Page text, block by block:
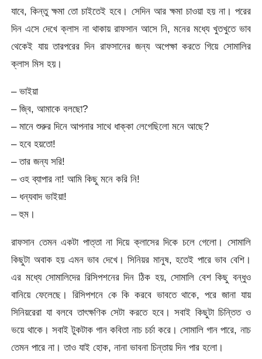
যাবে, কিন্তু ক্ষমা তো চাইতেই হবে। সেদিন আর ক্ষমা চাওয়া হয় না। পরের
দিন এসে দেখে ক্লাস না থাকায় রাফসান আসে নি, মনের মধ্যে খুতখুতে ভাব
থেকেই যায় তারপরের দিন রাফসানের জন্য অপেক্ষা করতে গিয়ে সোমালির
ক্লাস মিস হয়।
– ভাইয়া
– জ্বি, আমাকে বলছো?
– মানে শুরুর দিনে আপনার সাথে ধাক্কা লেগেছিলো মনে আছে?
– হবে হয়তো!
– তার জন্য সরি!
– ওহ ব্যাপার না! আমি কিছু মনে করি নি!
– ধন্যবাদ ভাইয়া!
– হুম।
রাফসান তেমন একটা পাত্তা না দিয়ে ক্লাসের দিকে চলে গেলো। সোমালি
কিছুটা অবাক হয় এমন ভাব দেখে। সিনিয়র মানুষ, হতেই পারে ভাব বেশি।
এর মধ্যে সোমালিদের রিসিপশনের দিন ঠিক হয়, সোমালি বেশ কিছু বন্ধুও
বানিয়ে ফেলেছে। রিসিপশনে কে কি করবে ভাবতে থাকে, পরে জানা যায়
সিনিয়রেরা যা বলবে তাৎক্ষণিক সেটা করতে হবে। সবাই কিছুটা চিন্তিত ও
ভয়ে থাকে। সবাই টুকটাক গান কবিতা নাচ চর্চা করে। সোমালি গান পারে, নাচ
তেমন পারে না। তাও যাই হোক, নানা ভাবনা চিন্তায় দিন পার হলো।